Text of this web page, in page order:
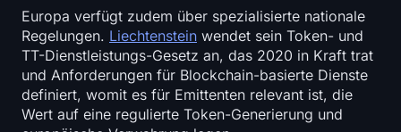
Europa verfügt zudem über spezialisierte nationale
Regelungen. Liechtenstein wendet sein Token- und
TT-Dienstleistungs-Gesetz an, das 2020 in Kraft trat
und Anforderungen für Blockchain-basierte Dienste
definiert, womit es für Emittenten relevant ist, die
Wert auf eine regulierte Token-Generierung und